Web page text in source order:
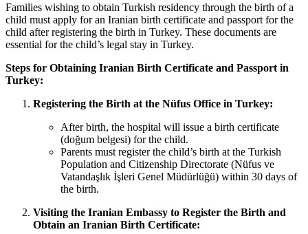
Families wishing to obtain Turkish residency through the birth of a
child must apply for an Iranian birth certificate and passport for the
child after registering the birth in Turkey. These documents are
essential for the child’s legal stay in Turkey.
Steps for Obtaining Iranian Birth Certificate and Passport in
Turkey:
Registering the Birth at the Nüfus Office in Turkey:
After birth, the hospital will issue a birth certificate
(doğum belgesi) for the child.
Parents must register the child’s birth at the Turkish
Population and Citizenship Directorate (Nüfus ve
Vatandaşlık İşleri Genel Müdürlüğü) within 30 days of
the birth.
Visiting the Iranian Embassy to Register the Birth and
Obtain an Iranian Birth Certificate: